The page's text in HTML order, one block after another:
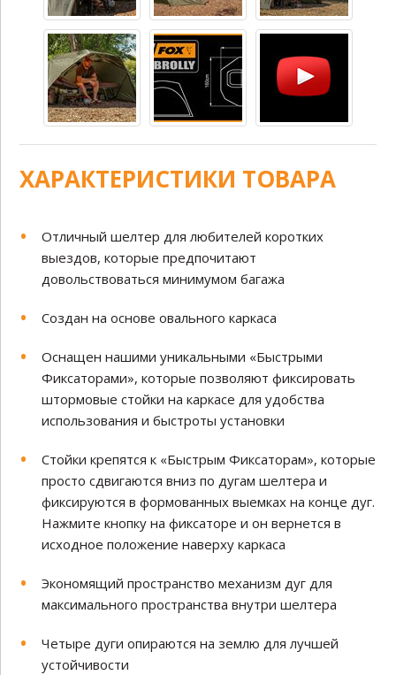
ХАРАКТЕРИСТИКИ ТОВАРА
Отличный шелтер для любителей коротких
выездов, которые предпочитают
довольствоваться минимумом багажа
Создан на основе овального каркаса
Оснащен нашими уникальными «Быстрыми
Фиксаторами», которые позволяют фиксировать
штормовые стойки на каркасе для удобства
использования и быстроты установки
Стойки крепятся к «Быстрым Фиксаторам», которые
просто сдвигаются вниз по дугам шелтера и
фиксируются в формованных выемках на конце дуг.
Нажмите кнопку на фиксаторе и он вернется в
исходное положение наверху каркаса
Экономящий пространство механизм дуг для
максимального пространства внутри шелтера
Четыре дуги опираются на землю для лучшей
устойчивости